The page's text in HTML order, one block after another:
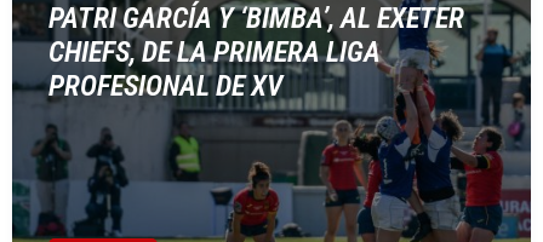
PATRI GARCÍA Y ‘BIMBA’, AL EXETER
CHIEFS, DE LA PRIMERA LIGA
PROFESIONAL DE XV